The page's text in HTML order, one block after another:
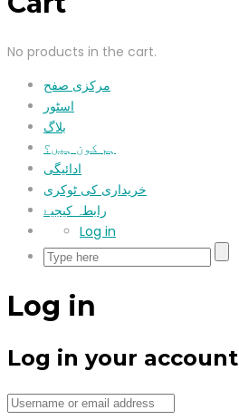
No products in the cart.
مرکزی صفح
اسٹور
بلاگ
ہم کون ہیں؟
ادائیگی
خریداری کی ٹوکری
رابطہ کیجیۓ
Log in
Log in
Log in your account